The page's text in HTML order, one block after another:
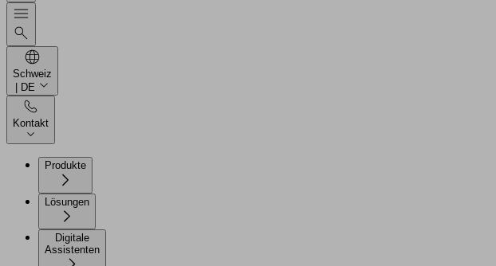
Schweiz
| DE
Kontakt
Produkte
Lösungen
Digitale
Assistenten